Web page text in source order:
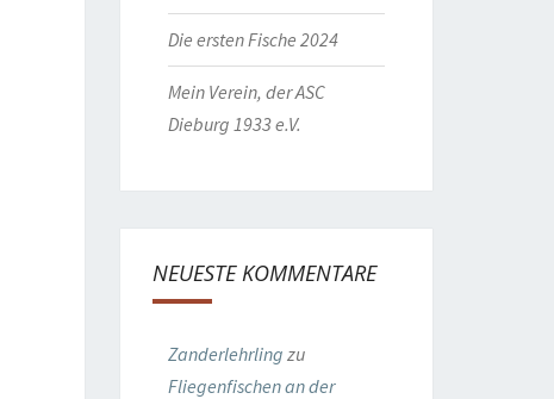
Die ersten Fische 2024
Mein Verein, der ASC
Dieburg 1933 e.V.
NEUESTE KOMMENTARE
Zanderlehrling zu
Fliegenfischen an der